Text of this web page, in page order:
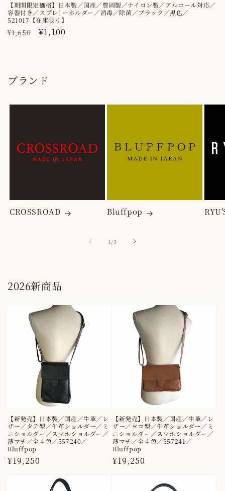
【期間限定価格】日本製／国産／豊岡製／ナイロン製／アルコール対応／
容器付き／スプレ[ ーホルダー／消毒／除菌／ブラック／黒色／
521017【在庫限り】
通
¥1,650
セ
格
¥1,100
ブランド
CROSSROAD Bluffpop
1 /の
3
2026新商品
【新発売】日本製／国産／牛革／レ
ザー／タテ型／牛革ショルダー／ミ
ニショルダー／スマホショルダー／
薄マチ／全４色／557240／
Bluffpop
通
¥19,250
【新発売】日本製／国産／牛革／レ
ザー／ヨコ型／牛革ショルダー／ミ
ニショルダー／スマホショルダー／
薄マチ／全４色／557241／
Bluffpop
通
¥19,250